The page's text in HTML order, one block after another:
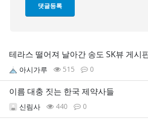
테라스 떨어져 날아간 송도 SK뷰 게시
아시가루 515 0
이름 대충 짓는 한국 제약사들
신림사 440 0